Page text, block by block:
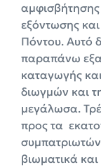
εξόντωσης
Πόντου. Αυτό
παραπάνω
καταγωγής
διωγμών και
μεγάλωσα.
προς τα
βιωματικά